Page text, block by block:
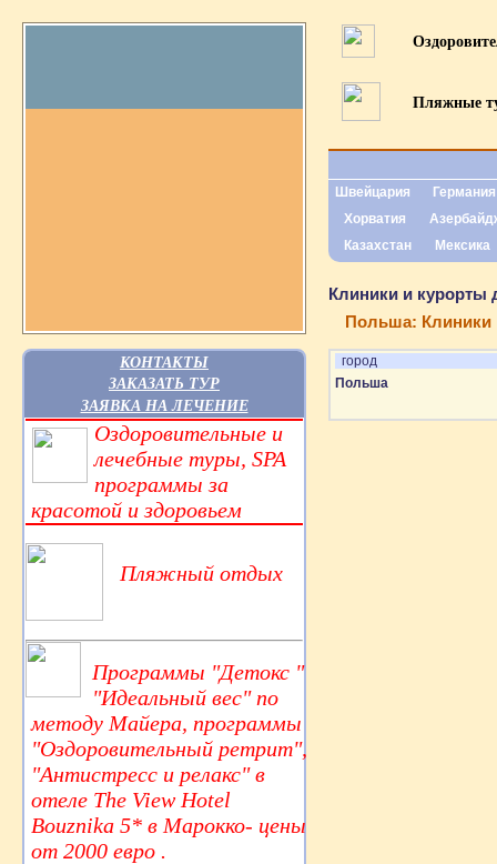
КОНТАКТЫ
ЗАКАЗАТЬ ТУР
ЗАЯВКА НА ЛЕЧЕНИЕ
Оздоровительные и
лечебные туры, SPA
программы за
красотой и здоровьем
Пляжный отдых
Программы "Детокс "
"Идеальный вес" по
методу Майера, программы
"Оздоровительный ретрит",
"Антистресс и релакс" в
отеле The View Hotel
Bouznika 5* в Марокко- цены
от 2000 евро .
Пляжные
Швейцария
Германия
Хорватия
Казахстан
Мексика
Клиники и курорты
Польша: Клиники
город
Польша